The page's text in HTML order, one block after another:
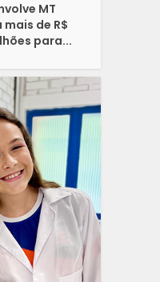
MT
de R$
para...